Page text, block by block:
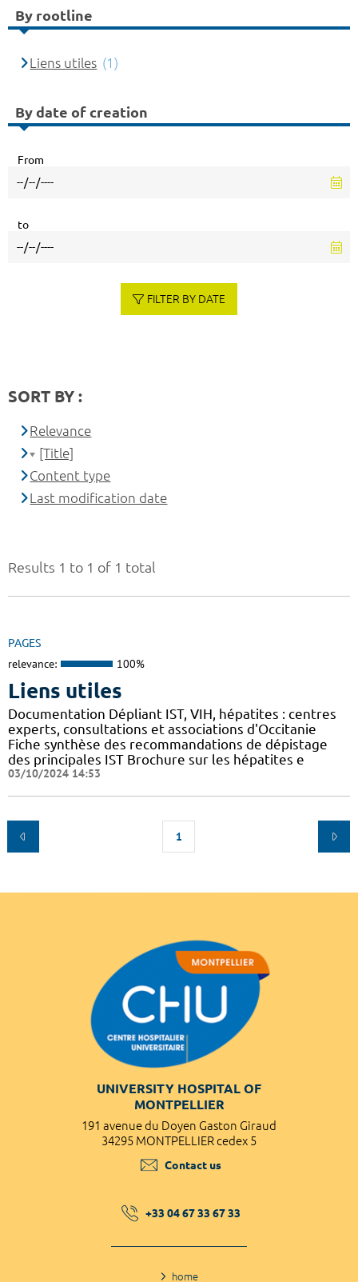
Results 1 to 1 of 1 total
PAGES
relevance: 100%
Liens utiles
Documentation Dépliant IST, VIH, hépatites : centres
experts, consultations et associations d'Occitanie
Fiche synthèse des recommandations de dépistage
des principales IST Brochure sur les hépatites e
03/10/2024 14:53
1
By rootline
Liens utiles (1)
By date of creation
From
to
FILTER BY DATE
SORT BY :
Relevance
[Title]
Content type
Last modification date
UNIVERSITY HOSPITAL OF
MONTPELLIER
191 avenue du Doyen Gaston Giraud
34295 MONTPELLIER cedex 5
Contact us
+33 04 67 33 67 33
home